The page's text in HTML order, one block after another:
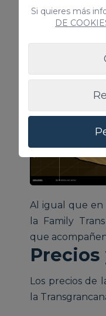
La Youth es
dirigida a
Family
Al igual que en
la Family
que
Los precios de
la
Si quieres más
DE